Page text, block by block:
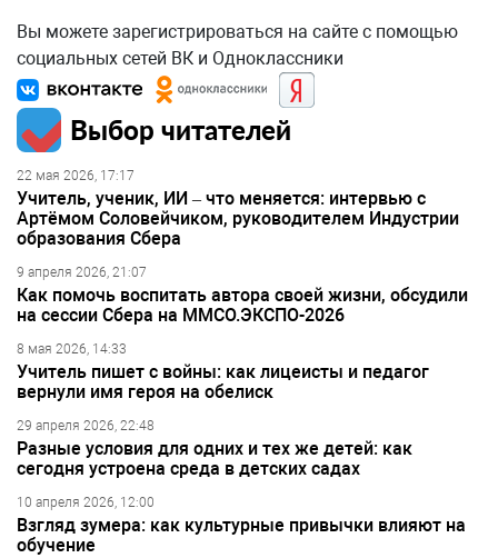
Вы можете зарегистрироваться на сайте с помощью
социальных сетей ВК и Одноклассники
Выбор читателей
22 мая 2026, 17:17
Учитель, ученик, ИИ – что меняется: интервью с
Артёмом Соловейчиком, руководителем Индустрии
образования Сбера
9 апреля 2026, 21:07
Как помочь воспитать автора своей жизни, обсудили
на сессии Сбера на ММСО.ЭКСПО-2026
8 мая 2026, 14:33
Учитель пишет с войны: как лицеисты и педагог
вернули имя героя на обелиск
29 апреля 2026, 22:48
Разные условия для одних и тех же детей: как
сегодня устроена среда в детских садах
10 апреля 2026, 12:00
Взгляд зумера: как культурные привычки влияют на
обучение